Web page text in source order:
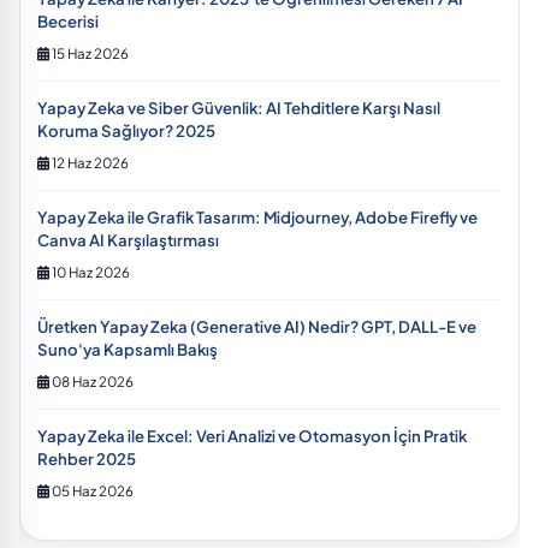
Becerisi
15 Haz 2026
Yapay Zeka ve Siber Güvenlik: AI Tehditlere Karşı Nasıl
Koruma Sağlıyor? 2025
12 Haz 2026
Yapay Zeka ile Grafik Tasarım: Midjourney, Adobe Firefly ve
Canva AI Karşılaştırması
10 Haz 2026
Üretken Yapay Zeka (Generative AI) Nedir? GPT, DALL-E ve
Suno'ya Kapsamlı Bakış
08 Haz 2026
Yapay Zeka ile Excel: Veri Analizi ve Otomasyon İçin Pratik
Rehber 2025
05 Haz 2026